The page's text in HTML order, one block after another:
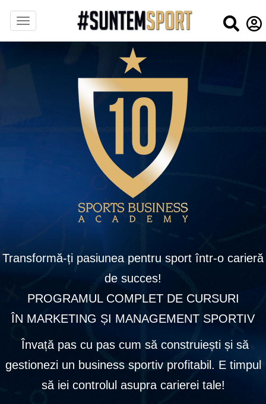
Transformă-ți pasiunea pentru sport într-o carieră
de succes!
PROGRAMUL COMPLET DE CURSURI
ÎN MARKETING ȘI MANAGEMENT SPORTIV
Învață pas cu pas cum să construiești și să
gestionezi un business sportiv profitabil. E timpul
să iei controlul asupra carierei tale!